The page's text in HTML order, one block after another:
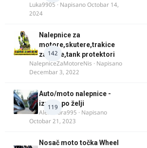
Luka9905 · NapisanoOctobar 14,
2024
142
Nalepnice za
motore,skutere,trakice
za felne,tank protektori
NalepniceZaMotoreNis · Napisano
Decembar 3, 2022
119
Auto/moto nalepnice -
izrada po želji
Alexandra995 · Napisano
Octobar 21, 2023
Nosač moto točka Wheel